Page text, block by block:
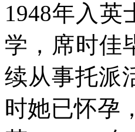
1948年入英
学，席时佳
续从事托派
时她已怀孕，